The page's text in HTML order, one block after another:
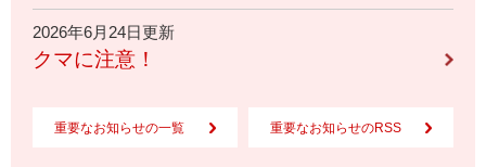
2026年6月24日更新
クマに注意！
重要なお知らせの一覧 重要なお知らせのRSS